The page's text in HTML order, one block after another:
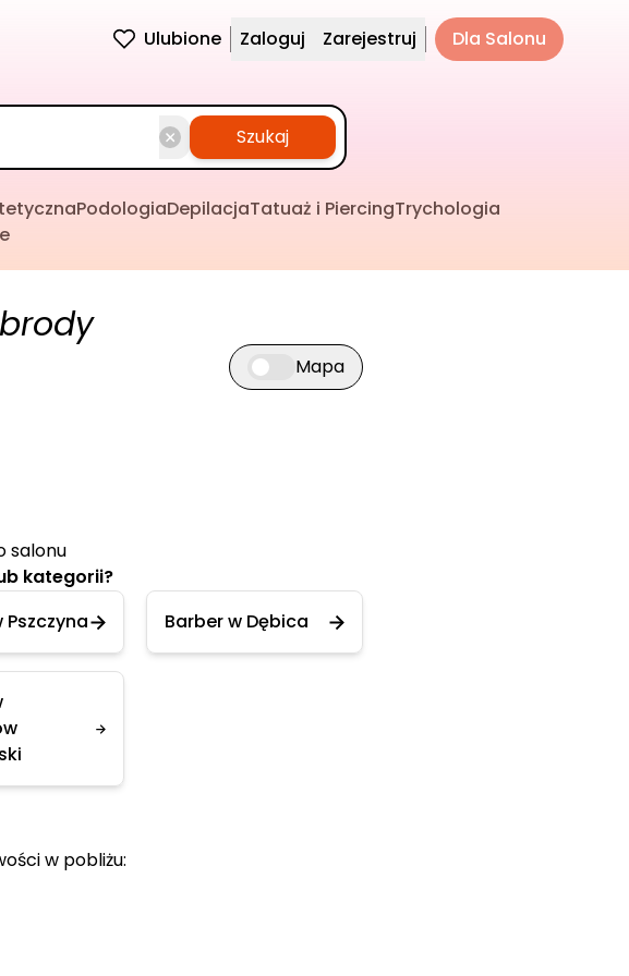
Ulubione Zaloguj Zarejestruj Dla Salonu
Szukaj
PodologiaDepilacjaTatuaż i PiercingTrychologia
Przełącz widok mapy
Mapa
salonu
kategorii?
Pszczyna Barber w Dębica
w pobliżu: